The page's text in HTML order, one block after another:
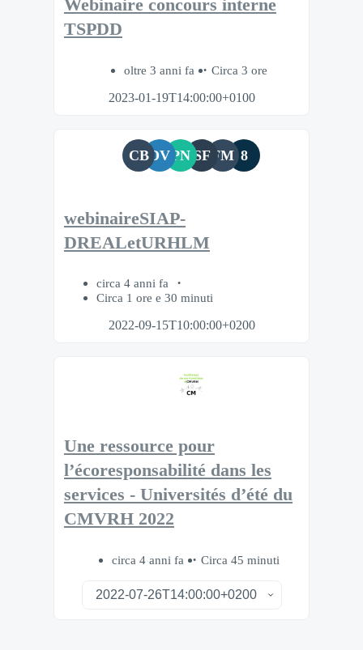
Webinaire concours interne
TSPDD
oltre 3 anni fa
Circa 3 ore
2023-01-19T14:00:00+0100
CB DV PN SF FM 8
webinaireSIAP-
DREALetURHLM
circa 4 anni fa
Circa 1 ore e 30 minuti
2022-09-15T10:00:00+0200
Une ressource pour
l’écoresponsabilité dans les
services - Universités d’été du
CMVRH 2022
circa 4 anni fa Circa 45 minuti